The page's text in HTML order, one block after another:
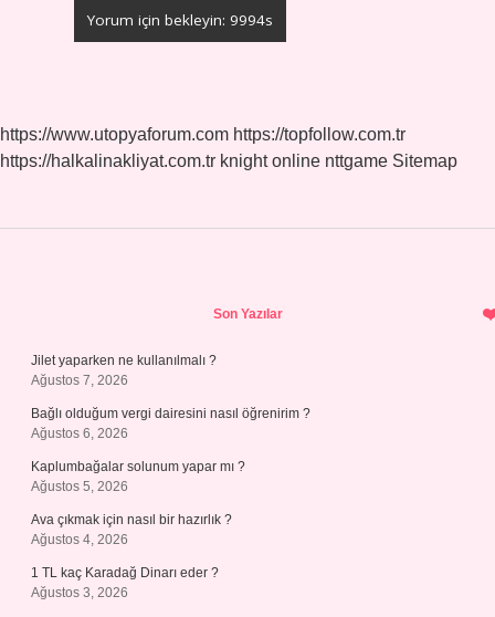
https://www.utopyaforum.com https://topfollow.com.tr
https://halkalinakliyat.com.tr knight online nttgame Sitemap
Son Yazılar
Jilet yaparken ne kullanılmalı ?
Ağustos 7, 2026
Bağlı olduğum vergi dairesini nasıl öğrenirim ?
Ağustos 6, 2026
Kaplumbağalar solunum yapar mı ?
Ağustos 5, 2026
Ava çıkmak için nasıl bir hazırlık ?
Ağustos 4, 2026
1 TL kaç Karadağ Dinarı eder ?
Ağustos 3, 2026